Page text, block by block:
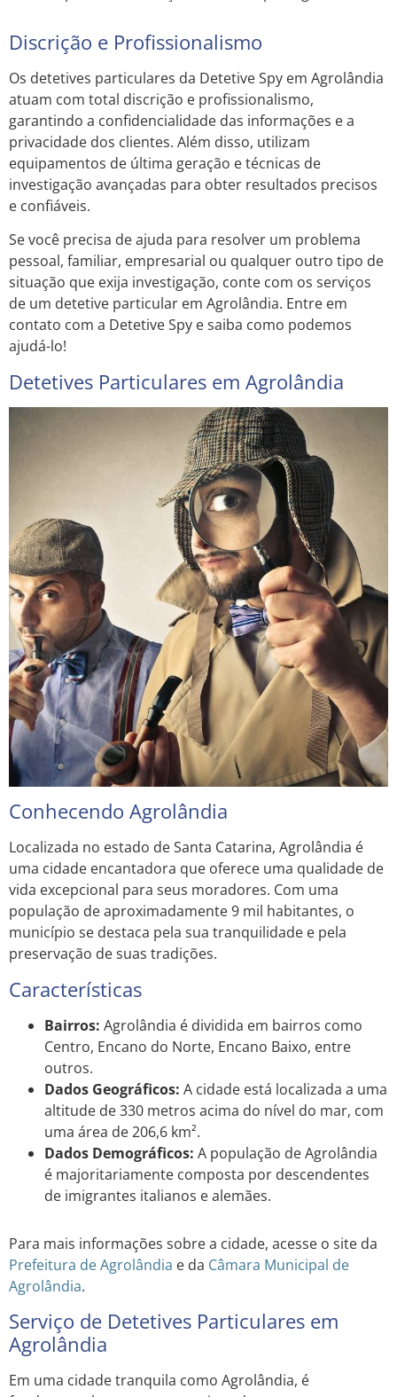
Discrição e Profissionalismo
Os detetives particulares da Detetive Spy em Agrolândia
atuam com total discrição e profissionalismo,
garantindo a confidencialidade das informações e a
privacidade dos clientes. Além disso, utilizam
equipamentos de última geração e técnicas de
investigação avançadas para obter resultados precisos
e confiáveis.
Se você precisa de ajuda para resolver um problema
pessoal, familiar, empresarial ou qualquer outro tipo de
situação que exija investigação, conte com os serviços
de um detetive particular em Agrolândia. Entre em
contato com a Detetive Spy e saiba como podemos
ajudá-lo!
Detetives Particulares em Agrolândia
Conhecendo Agrolândia
Localizada no estado de Santa Catarina, Agrolândia é
uma cidade encantadora que oferece uma qualidade de
vida excepcional para seus moradores. Com uma
população de aproximadamente 9 mil habitantes, o
município se destaca pela sua tranquilidade e pela
preservação de suas tradições.
Características
Bairros: Agrolândia é dividida em bairros como
Centro, Encano do Norte, Encano Baixo, entre
outros.
Dados Geográficos: A cidade está localizada a uma
altitude de 330 metros acima do nível do mar, com
uma área de 206,6 km².
Dados Demográficos: A população de Agrolândia
é majoritariamente composta por descendentes
de imigrantes italianos e alemães.
Para mais informações sobre a cidade, acesse o site da
Prefeitura de Agrolândia e da Câmara Municipal de
Agrolândia.
Serviço de Detetives Particulares em
Agrolândia
Em uma cidade tranquila como Agrolândia, é